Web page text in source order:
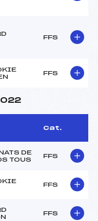
FFS
FFS
Cat.
DE
TOUS
FFS
FFS
FFS